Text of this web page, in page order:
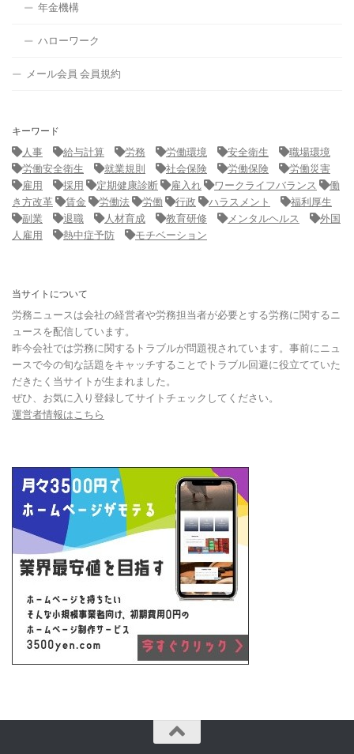
年金機構
ハローワーク
メール会員 会員規約
キーワード
人事
給与計算 労務 労働環境 安全衛生
職場環境
労働安全衛生
就業規則 社会保険 労働保険
労働災害
雇用
採用 定期健康診断 雇入れ ワークライフバランス
働
き方改革
賃金 労働法 労働 行政 ハラスメント
福利厚生
副業
退職 人材育成 教育研修 メンタルヘルス
外国
人雇用
熱中症予防 モチベーション
当サイトについて
労務ニュースは会社の経営者や労務担当者が必要とする労務に関するニ
ュースを配信しています。
昨今会社では労務に関するトラブルが問題視されています。事前にニュ
ースで今の旬な話題をキャッチすることでトラブル回避に役立てていた
だきたく当サイトが生まれました。
ぜひ、お気に入り登録してサイトチェックしてください。
運営者情報はこちら